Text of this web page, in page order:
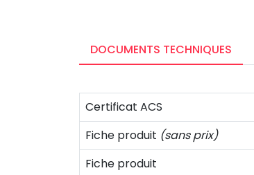
DOCUMENTS TECHNIQUES
Certificat ACS
Fiche produit (sans prix)
Fiche produit